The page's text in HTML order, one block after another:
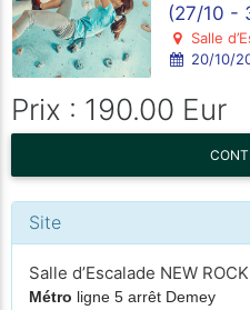
(27/10 -
Salle
20/10/
Prix : 190.00 Eur
Site
Salle d’Escalade NEW ROCK
Métro ligne 5 arrêt Demey